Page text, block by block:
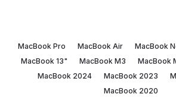
MacBook Pro MacBook Air MacBook
MacBook 13"
MacBook M3 MacBook
MacBook 2024
MacBook 2023
MacBook 2020